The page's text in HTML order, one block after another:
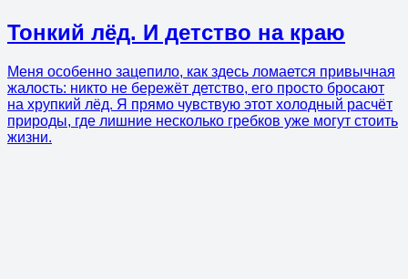
Тонкий лёд. И детство на краю
Меня особенно зацепило, как здесь ломается привычная
жалость: никто не бережёт детство, его просто бросают
на хрупкий лёд. Я прямо чувствую этот холодный расчёт
природы, где лишние несколько гребков уже могут стоить
жизни.